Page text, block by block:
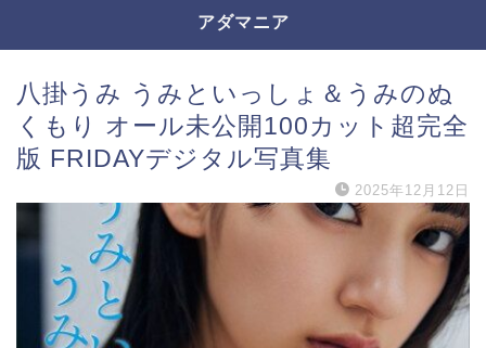
アダマニア
八掛うみ うみといっしょ＆うみのぬ
くもり オール未公開100カット超完全
版 FRIDAYデジタル写真集
2025年12月12日